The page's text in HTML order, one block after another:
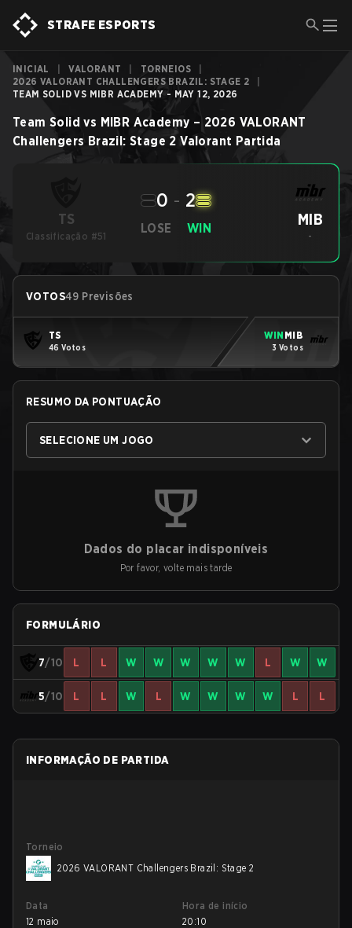
STRAFE ESPORTS
INICIAL VALORANT TORNEIOS
2026 VALORANT CHALLENGERS BRAZIL: STAGE 2
TEAM SOLID VS MIBR ACADEMY - MAY 12, 2026
Team Solid vs MIBR Academy – 2026 VALORANT
Challengers Brazil: Stage 2 Valorant Partida
TS
Classificação #51
LOSE
0 - 2
WIN MIB
-
VOTOS49 Previsões
TS
46 Votos
WIN MIB
3 Votos
RESUMO DA PONTUAÇÃO
SELECIONE UM JOGO
Dados do placar indisponíveis
Por favor, volte mais tarde
FORMULÁRIO
7/10 L L W W W W W L W W
5/10 L L W L W W W W L L
INFORMAÇÃO DE PARTIDA
Torneio
2026 VALORANT Challengers Brazil: Stage 2
Data
12 maio
Hora de início
20:10